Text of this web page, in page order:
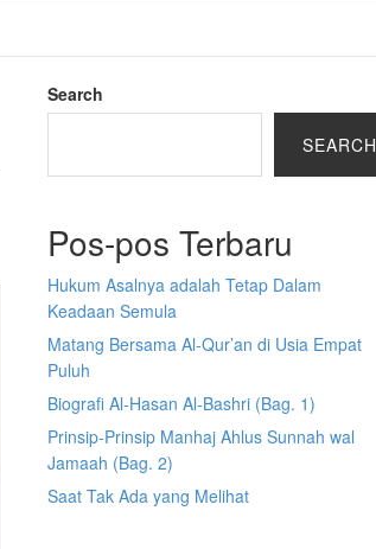
Search
SEARCH
Pos-pos Terbaru
Hukum Asalnya adalah Tetap Dalam
Keadaan Semula
Matang Bersama Al-Qur’an di Usia Empat
Puluh
Biografi Al-Hasan Al-Bashri (Bag. 1)
Prinsip-Prinsip Manhaj Ahlus Sunnah wal
Jamaah (Bag. 2)
Saat Tak Ada yang Melihat